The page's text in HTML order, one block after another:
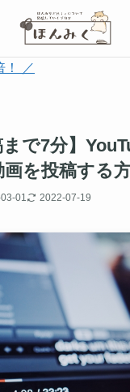
！ ／
まで7分】
画を投稿する
01 2022-07-19